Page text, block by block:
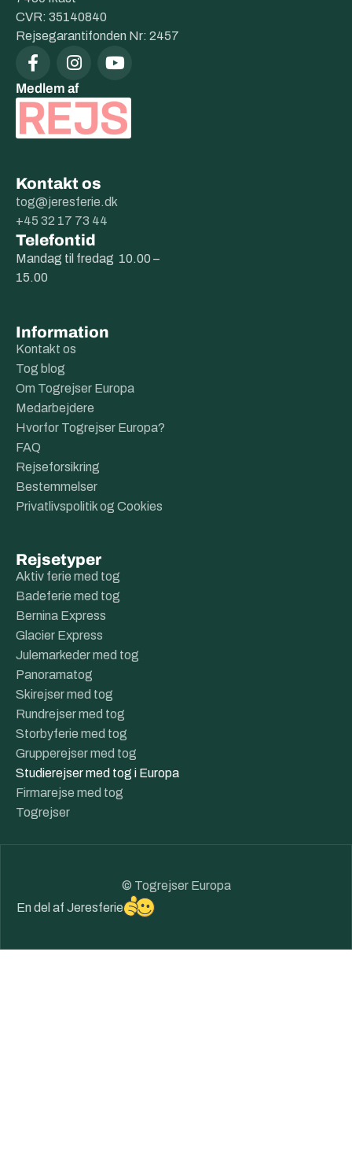
CVR: 35140840
Rejsegarantifonden Nr: 2457
Medlem af
Kontakt os
tog@jeresferie.dk
+45 32 17 73 44
Telefontid
Mandag til fredag 10.00 –
15.00
Information
Kontakt os
Tog blog
Om Togrejser Europa
Medarbejdere
Hvorfor Togrejser Europa?
FAQ
Rejseforsikring
Bestemmelser
Privatlivspolitik og Cookies
Rejsetyper
Aktiv ferie med tog
Badeferie med tog
Bernina Express
Glacier Express
Julemarkeder med tog
Panoramatog
Skirejser med tog
Rundrejser med tog
Storbyferie med tog
Grupperejser med tog
Studierejser med tog i Europa
Firmarejse med tog
Togrejser
© Togrejser Europa
En del af Jeresferie